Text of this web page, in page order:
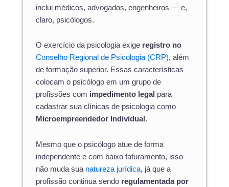
inclui médicos, advogados, engenheiros — e,
claro, psicólogos.
O exercício da psicologia exige registro no
Conselho Regional de Psicologia (CRP), além
de formação superior. Essas características
colocam o psicólogo em um grupo de
profissões com impedimento legal para
cadastrar sua clínicas de psicologia como
Microempreendedor Individual .
Mesmo que o psicólogo atue de forma
independente e com baixo faturamento, isso
não muda sua natureza jurídica, já que a
profissão continua sendo regulamentada por